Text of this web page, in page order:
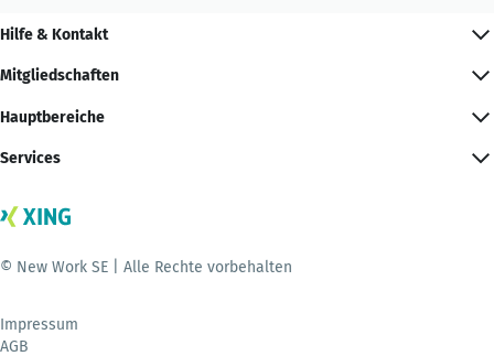
Hilfe & Kontakt
Mitgliedschaften
Hauptbereiche
Services
© New Work SE | Alle Rechte vorbehalten
Impressum
AGB